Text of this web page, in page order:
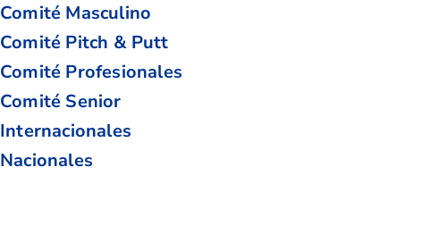
Comité Masculino
Comité Pitch & Putt
Comité Profesionales
Comité Senior
Internacionales
Nacionales